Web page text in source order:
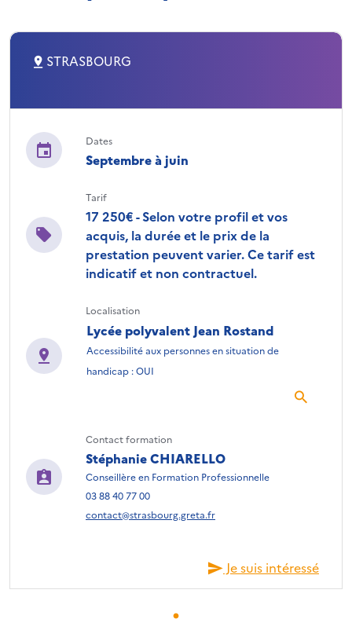
STRASBOURG
Dates
Septembre à juin
Tarif
17 250€ - Selon votre profil et vos
acquis, la durée et le prix de la
prestation peuvent varier. Ce tarif est
indicatif et non contractuel.
Localisation
Lycée polyvalent Jean Rostand
Accessibilité aux personnes en situation de
handicap : OUI
Contact formation
Stéphanie CHIARELLO
Conseillère en Formation Professionnelle
03 88 40 77 00
contact@strasbourg.greta.fr
Je suis intéressé